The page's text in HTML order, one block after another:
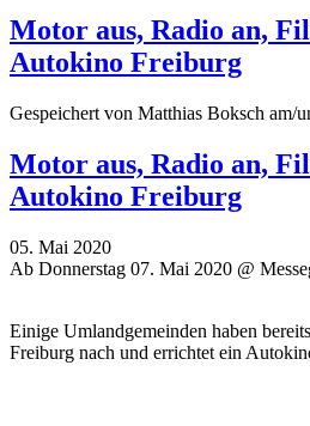
Motor aus, Radio an,
Autokino Freiburg
Gespeichert von Matthias Boksch am/
Motor aus, Radio an,
Autokino Freiburg
05. Mai 2020
Ab Donnerstag 07. Mai 2020 @
Einige Umlandgemeinden haben
Freiburg nach und errichtet ein